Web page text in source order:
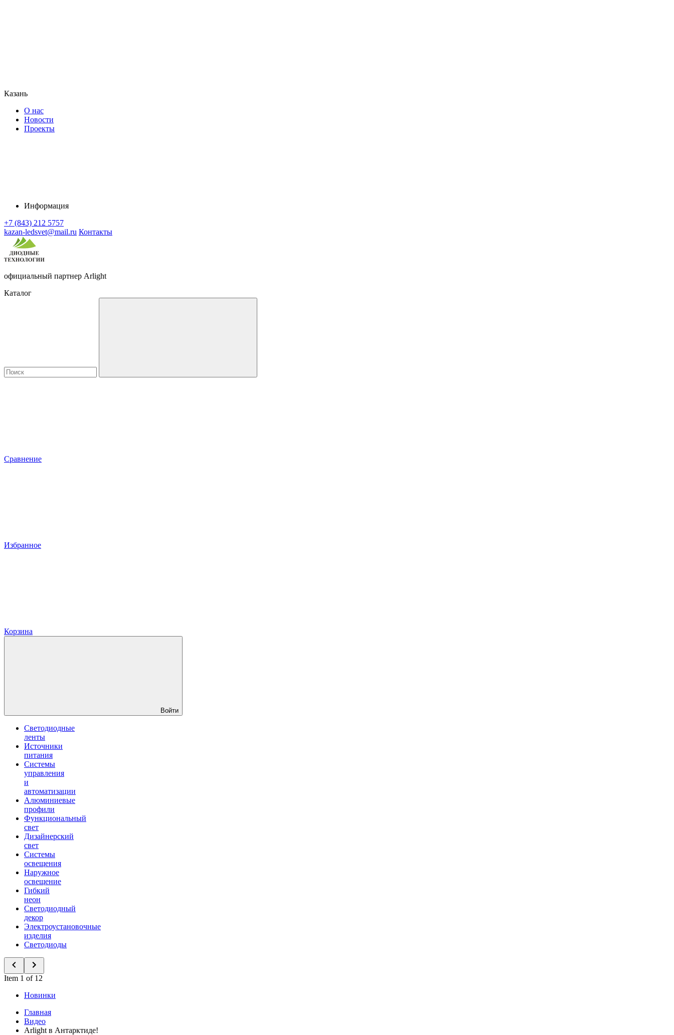
Казань
О нас
Новости
Проекты
Информация
+7 (843) 212 5757
kazan-ledsvet@mail.ru Контакты
официальный партнер Arlight
Каталог
Сравнение
Избранное
Корзина
Войти
Светодиодные
ленты
Источники
питания
Системы
управления
и
автоматизации
Алюминиевые
профили
Функциональный
свет
Дизайнерский
свет
Системы
освещения
Наружное
освещение
Гибкий
неон
Светодиодный
декор
Электроустановочные
изделия
Светодиоды
Item 1 of 12
Новинки
Главная
Видео
Arlight в Антарктиде!